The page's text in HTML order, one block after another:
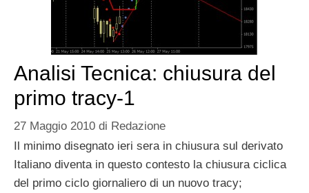
Analisi Tecnica: chiusura del
primo tracy-1
27 Maggio 2010 di Redazione
Il minimo disegnato ieri sera in chiusura sul derivato
Italiano diventa in questo contesto la chiusura ciclica
del primo ciclo giornaliero di un nuovo tracy;